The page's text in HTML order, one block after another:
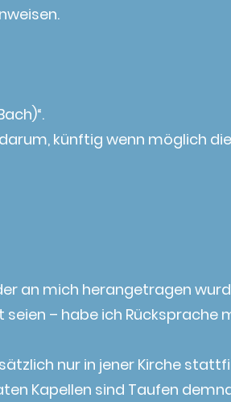
künftig wenn möglich
an mich herangetragen
– habe ich Rücksprache
nur in jener Kirche
Kapellen sind Taufen